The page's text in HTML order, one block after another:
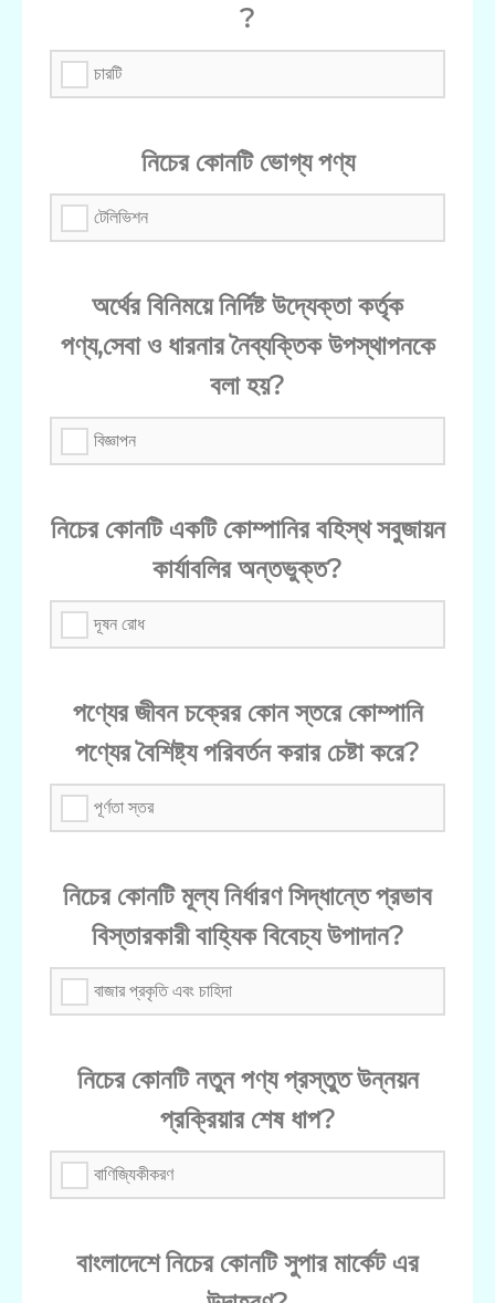
?
চারটি
নিচের কোনটি ভোগ্য পণ্য
টেলিভিশন
অর্থের বিনিময়ে নির্দিষ্ট উদ্যেক্তা কর্তৃক
পণ্য,সেবা ও ধারনার নৈব্যক্তিক উপস্থাপনকে
বলা হয়?
বিজ্ঞাপন
নিচের কোনটি একটি কোম্পানির বহিস্থ সবুজায়ন
কার্যাবলির অন্তভুক্ত?
দূষন রোধ
পণ্যের জীবন চক্রের কোন স্তরে কোম্পানি
পণ্যের বৈশিষ্ট্য পরিবর্তন করার চেষ্টা করে?
পূর্ণতা স্তর
নিচের কোনটি মূল্য নির্ধারণ সিদ্ধান্তে প্রভাব
বিস্তারকারী বাহ্যিক বিবেচ্য উপাদান?
বাজার প্রকৃতি এবং চাহিদা
নিচের কোনটি নতুন পণ্য প্রস্তুত উন্নয়ন
প্রক্রিয়ার শেষ ধাপ?
বাণিজ্যিকীকরণ
বাংলাদেশে নিচের কোনটি সুপার মার্কেট এর